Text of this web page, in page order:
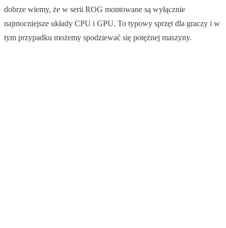
dobrze wiemy, że w serii ROG montowane są wyłącznie
najmocniejsze układy CPU i GPU. To typowy sprzęt dla graczy i w
tym przypadku możemy spodziewać się potężnej maszyny.